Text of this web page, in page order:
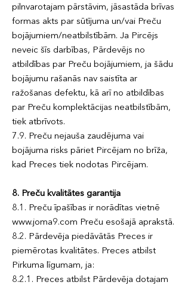
pilnvarotajam pārstāvim, jāsastāda brīvas
formas akts par sūtījuma un/vai Preču
bojājumiem/neatbilstībām. Ja Pircējs
neveic šīs darbības, Pārdevējs no
atbildības par Preču bojājumiem, ja šādu
bojājumu rašanās nav saistīta ar
ražošanas defektu, kā arī no atbildības
par Preču komplektācijas neatbilstībām,
tiek atbrīvots.
7.9. Preču nejauša zaudējuma vai
bojājuma risks pāriet Pircējam no brīža,
kad Preces tiek nodotas Pircējam.
8. Preču kvalitātes garantija
8.1. Preču īpašības ir norādītas vietnē
www.joma9.com Preču esošajā aprakstā.
8.2. Pārdevēja piedāvātās Preces ir
piemērotas kvalitātes. Preces atbilst
Pirkuma līgumam, ja:
8.2.1. Preces atbilst Pārdevēja dotajam